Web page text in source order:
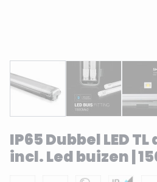
IP65 Dubbel LED
incl. Led buizen |